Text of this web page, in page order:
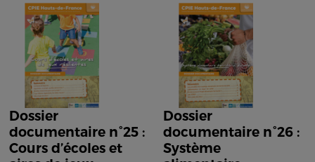
Dossier
documentaire n°25 :
Cours d’écoles et
Dossier
documentaire n°26 :
Système